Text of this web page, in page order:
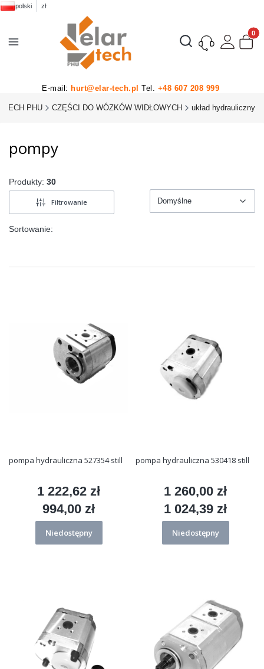
polski zł
Otwórz wyszukiwarkę
E-mail: hurt@elar-tech.pl Tel. +48 607 208 999
TECH PHU CZĘŚCI DO WÓZKÓW WIDŁOWYCH układ hydrauliczny
pompy
Produkty: 30
Filtrowanie
Sortowanie:
Domyślne
pompa hydrauliczna 527354 still
Cena
1 222,62 zł
Cena
994,00 zł
Niedostępny
pompa hydrauliczna 530418 still
Cena
1 260,00 zł
Cena
1 024,39 zł
Niedostępny